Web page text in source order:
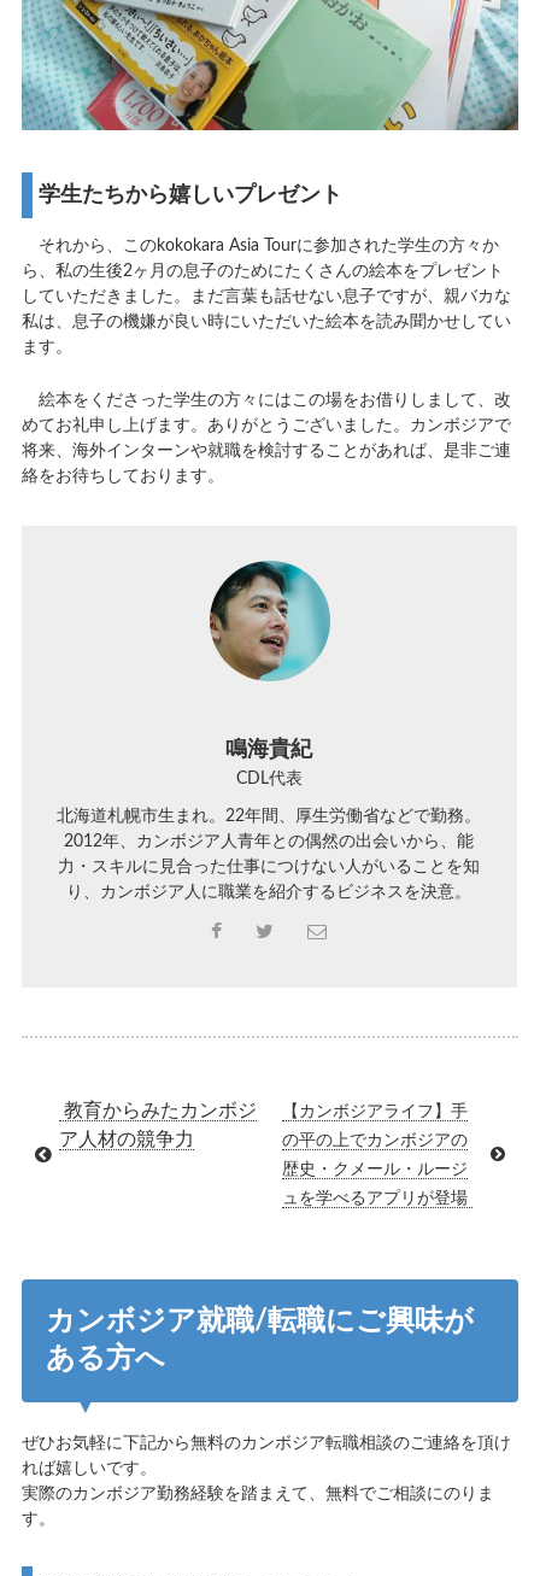
学生たちから嬉しいプレゼント
それから、このkokokara Asia Tourに参加された学生の方々か
ら、私の生後2ヶ月の息子のためにたくさんの絵本をプレゼント
していただきました。まだ言葉も話せない息子ですが、親バカな
私は、息子の機嫌が良い時にいただいた絵本を読み聞かせしてい
ます。
絵本をくださった学生の方々にはこの場をお借りしまして、改
めてお礼申し上げます。ありがとうございました。カンボジアで
将来、海外インターンや就職を検討することがあれば、是非ご連
絡をお待ちしております。
鳴海貴紀
CDL代表
北海道札幌市生まれ。22年間、厚生労働省などで勤務。
2012年、カンボジア人青年との偶然の出会いから、能
力・スキルに見合った仕事につけない人がいることを知
り、カンボジア人に職業を紹介するビジネスを決意。
教育からみたカンボジ
ア人材の競争力
【カンボジアライフ】手
の平の上でカンボジアの
歴史・クメール・ルージ
ュを学べるアプリが登場
カンボジア就職/転職にご興味が
ある方へ
ぜひお気軽に下記から無料のカンボジア転職相談のご連絡を頂け
れば嬉しいです。
実際のカンボジア勤務経験を踏まえて、無料でご相談にのりま
す。